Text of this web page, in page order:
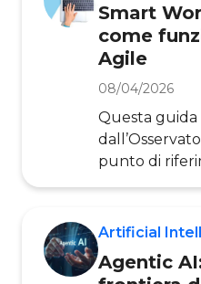
Smart
come
Agile
08/04/2026
Questa guida
punto di
Lo Smart
portare
Artificial
Agentic